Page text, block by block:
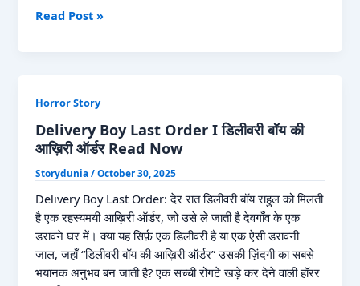
Haunted
–
एक
अनकही
Read
Now
Read Post »
Horror Story
Delivery Boy Last Order I डिलीवरी बॉय की
आख़िरी ऑर्डर Read Now
Storydunia/October 30, 2025
Delivery Boy Last Order: देर रात डिलीवरी बॉय राहुल को मिलती
है एक रहस्यमयी आख़िरी ऑर्डर, जो उसे ले जाती है देवगाँव के एक
डरावने घर में। क्या यह सिर्फ़ एक डिलीवरी है या एक ऐसी डरावनी
जाल, जहाँ “डिलीवरी बॉय की आख़िरी ऑर्डर” उसकी ज़िंदगी का सबसे
भयानक अनुभव बन जाती है? एक सच्ची रोंगटे खड़े कर देने वाली हॉरर